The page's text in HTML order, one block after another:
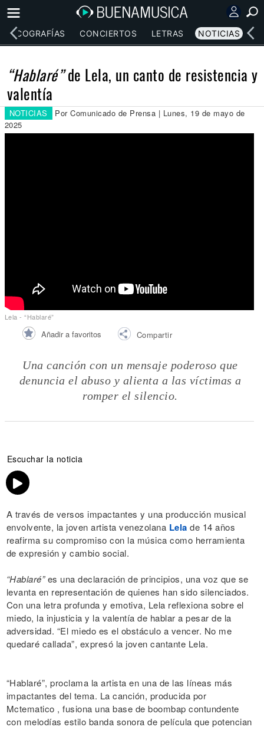
DISCOGRAFÍAS CONCIERTOS LETRAS NOTICIAS
“Hablaré”de Lela, un canto de resistencia y
valentía
NOTICIAS
Por Comunicado de Prensa | Lunes, 19 de mayo de
2025
Lela - “Hablaré”
Añadir a favoritos Compartir
Una canción con un mensaje poderoso que
denuncia el abuso y alienta a las víctimas a
romper el silencio.
Escuchar la noticia
A través de versos impactantes y una producción musical
envolvente, la joven artista venezolana Lela de 14 años
reafirma su compromiso con la música como herramienta
de expresión y cambio social.
“Hablaré”es una declaración de principios, una voz que se
levanta en representación de quienes han sido silenciados.
Con una letra profunda y emotiva, Lela reflexiona sobre el
miedo, la injusticia y la valentía de hablar a pesar de la
adversidad. “El miedo es el obstáculo a vencer. No me
quedaré callada”, expresó la joven cantante Lela.
“Hablaré”, proclama la artista en una de las líneas más
impactantes del tema. La canción, producida por
Mctematico , fusiona una base de boombap contundente
con melodías estilo banda sonora de película que potencian